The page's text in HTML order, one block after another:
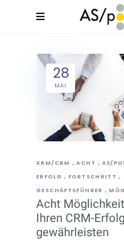
28
MAI
XRM/CRM ACHT AS/
ERFOLG
FORTSCHRITT
GESCHÄFTSFÜHRER
Acht
Ihren CRM-
gewährleisten